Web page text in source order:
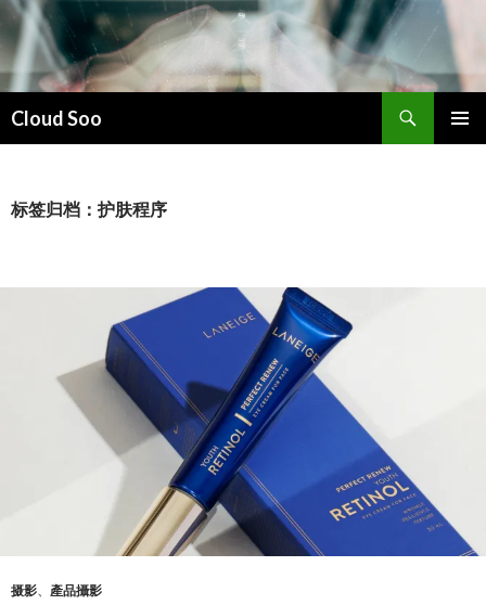
Cloud Soo
索
文
标签归档：护肤程序
摄影、 產品攝影